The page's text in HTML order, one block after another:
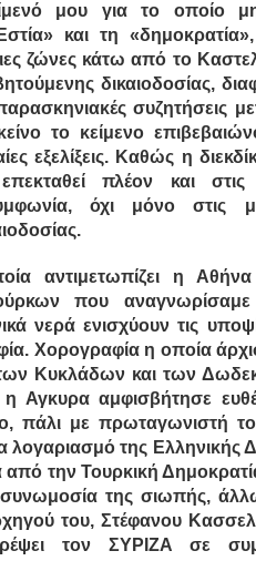
μου για το οποίο
και τη
ζώνες κάτω από το
δικαιοδοσίας,
συζητήσεις
το κείμενο
εξελίξεις. Καθώς η
πλέον και
όχι μόνο στις
αντιμετωπίζει η Αθήνα
που
νερά ενισχύουν τις
Χορογραφία η οποία
Κυκλάδων και των
η Αγκυρα αμφισβήτησε
πάλι με πρωταγωνιστή το
της Ελληνικής
από την Τουρκική
της σιωπής,
του, Στέφανου
τον ΣΥΡΙΖΑ σε